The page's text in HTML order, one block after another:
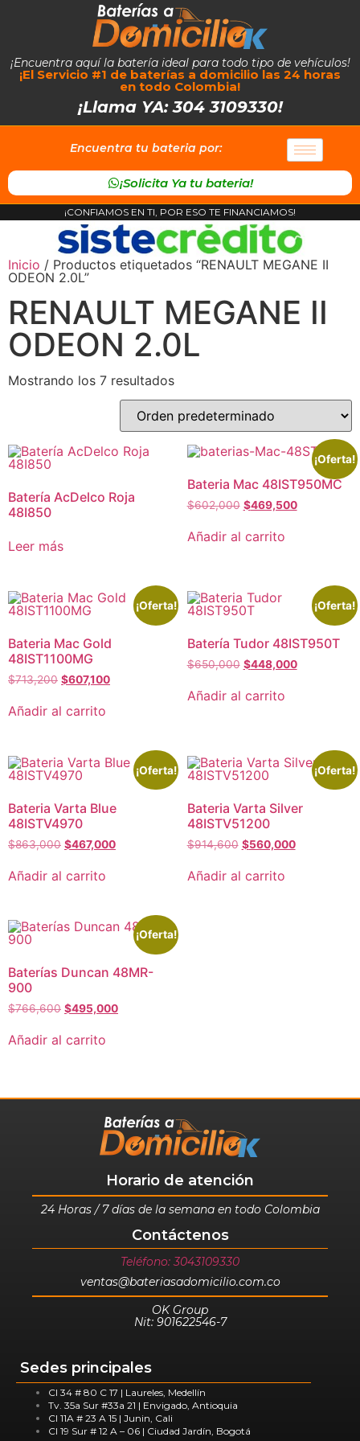
¡Encuentra aquí la batería ideal para todo tipo de vehículos!
¡El Servicio #1 de baterías a domicilio las 24 horas
en todo Colombia!
¡Llama YA: 304 3109330!
Encuentra tu bateria por:
¡Solicita Ya tu bateria!
¡CONFIAMOS EN TI, POR ESO TE FINANCIAMOS!
Inicio / Productos etiquetados “RENAULT MEGANE II
ODEON 2.0L”
RENAULT MEGANE II
ODEON 2.0L
Mostrando los 7 resultados
Batería AcDelco Roja
48I850
Leer más
¡Oferta!
Bateria Mac 48IST950MC
$602,000 $469,500
Añadir al carrito
¡Oferta!
Bateria Mac Gold
48IST1100MG
$713,200 $607,100
Añadir al carrito
¡Oferta!
Batería Tudor 48IST950T
$650,000 $448,000
Añadir al carrito
¡Oferta!
Bateria Varta Blue
48ISTV4970
$863,000 $467,000
Añadir al carrito
¡Oferta!
Bateria Varta Silver
48ISTV51200
$914,600 $560,000
Añadir al carrito
¡Oferta!
Baterías Duncan 48MR-
900
$766,600 $495,000
Añadir al carrito
Horario de atención
24 Horas / 7 días de la semana en todo Colombia
Contáctenos
Teléfono: 3043109330
ventas@bateriasadomicilio.com.co
OK Group
Nit: 901622546-7
Sedes principales
Cl 34 # 80 C 17 | Laureles, Medellín
Tv. 35a Sur #33a 21 | Envigado, Antioquia
Cl 11A # 23 A 15 | Junin, Cali
Cl 19 Sur # 12 A – 06 | Ciudad Jardín, Bogotá